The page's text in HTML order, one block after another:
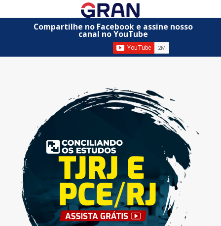
Compartilhe no Facebook e assine nosso
canal no YouTube